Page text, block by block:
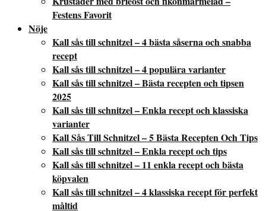
Festens Favorit
Nöje
Kall sås till schnitzel – 4 bästa såserna och snabba
recept
Kall sås till schnitzel – 4 populära varianter
Kall sås till schnitzel – Bästa recepten och tipsen
2025
Kall sås till schnitzel – Enkla recept och klassiska
varianter
Kall Sås Till Schnitzel – 5 Bästa Recepten Och Tips
Kall sås till schnitzel – Enkla recept och tips
Kall sås till schnitzel – 11 enkla recept och bästa
köpvalen
Kall sås till schnitzel – 4 klassiska recept för perfekt
måltid